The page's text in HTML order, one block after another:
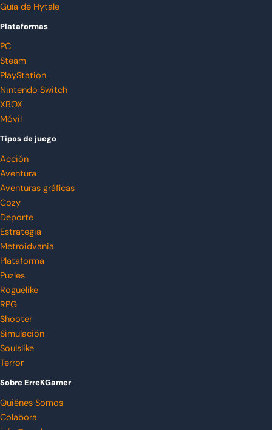
Guía de Hytale
Plataformas
PC
Steam
PlayStation
Nintendo Switch
XBOX
Móvil
Tipos de juego
Acción
Aventura
Aventuras gráficas
Cozy
Deporte
Estrategia
Metroidvania
Plataforma
Puzles
Roguelike
RPG
Shooter
Simulación
Soulslike
Terror
Sobre ErreKGamer
Quiénes Somos
Colabora